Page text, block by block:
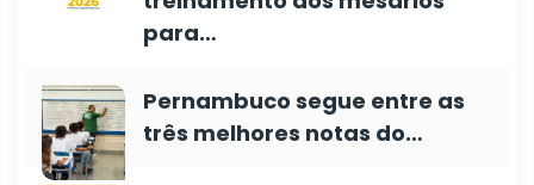
para…
Pernambuco segue entre as
três melhores notas do…